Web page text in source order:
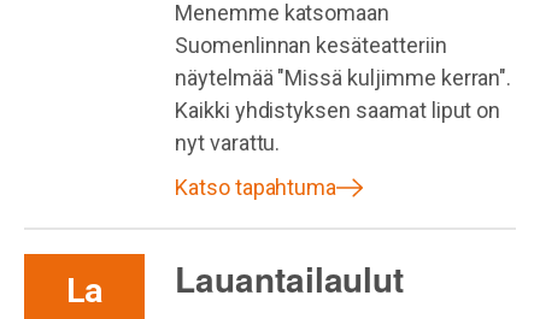
Menemme katsomaan
Suomenlinnan kesäteatteriin
näytelmää "Missä kuljimme kerran".
Kaikki yhdistyksen saamat liput on
nyt varattu.
Katso tapahtuma
La Lauantailaulut